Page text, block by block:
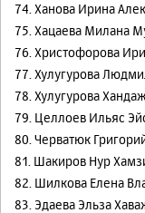
74. Ханова Ирина
75. Хацаева Милана
76. Христофорова
77. Хулугурова
78. Хулугурова
79. Целлоев Ильяс
80. Черватюк
81. Шакиров Нур
82. Шилкова Елена
83. Эдаева Эльза